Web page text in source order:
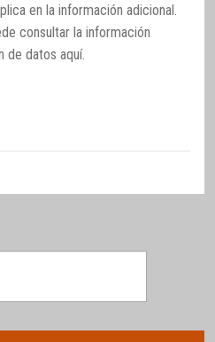
en la información adicional.
consultar la información
de datos aquí.